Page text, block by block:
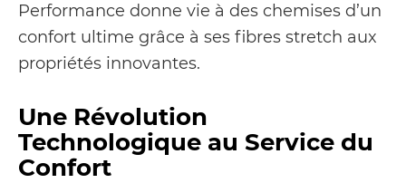
Performance donne vie à des chemises d’un
confort ultime grâce à ses fibres stretch aux
propriétés innovantes.
Une Révolution
Technologique au Service du
Confort